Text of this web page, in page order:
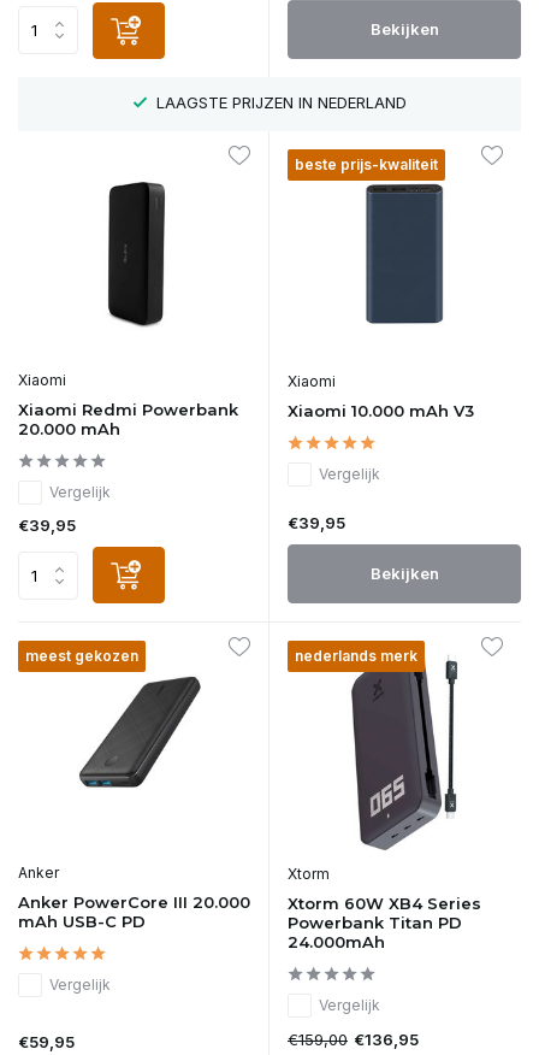
Bekijken
LAAGSTE PRIJZEN IN NEDERLAND
Xiaomi
Xiaomi Redmi Powerbank
20.000 mAh
Vergelijk
€39,95
beste prijs-kwaliteit
Xiaomi
Xiaomi 10.000 mAh V3
Vergelijk
€39,95
Bekijken
meest gekozen
Anker
Anker PowerCore III 20.000
mAh USB-C PD
Vergelijk
€59,95
nederlands merk
Xtorm
Xtorm 60W XB4 Series
Powerbank Titan PD
24.000mAh
Vergelijk
€159,00 €136,95